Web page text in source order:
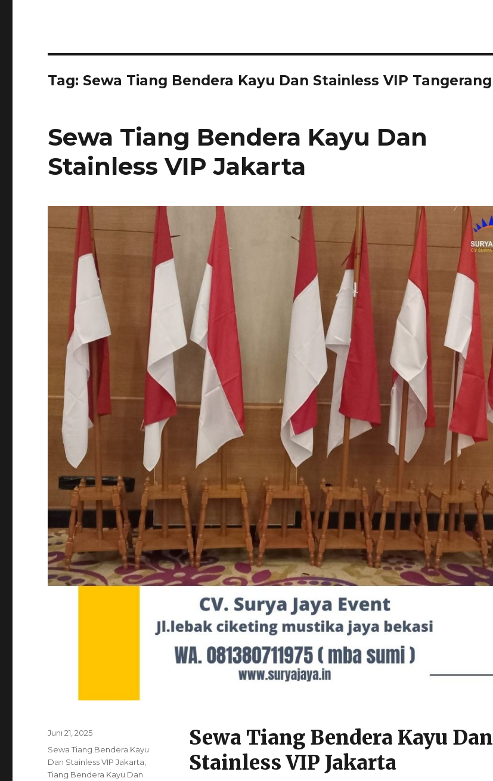
Tag: Sewa Tiang Bendera Kayu Dan Stainless VIP Tangerang
Sewa Tiang Bendera Kayu Dan
Stainless VIP Jakarta
Sewa Tiang Bendera Kayu Dan
Stainless VIP Jakarta
Posted
Juni 21, 2025
Categories
Sewa Tiang Bendera Kayu
Dan Stainless VIP Jakarta
Tiang Bendera Kayu Dan